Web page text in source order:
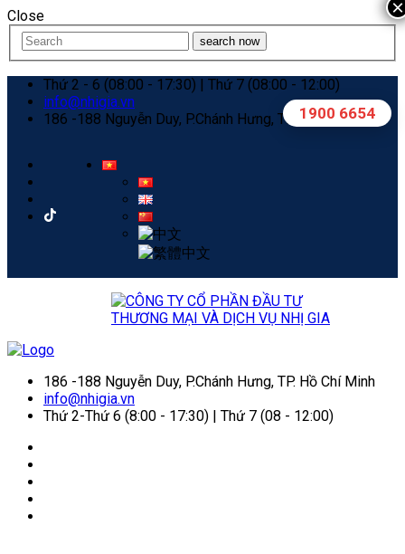
Close
search now
Thứ 2 - 6 (08:00 - 17:30) | Thứ 7 (08:00 - 12:00)
info@nhigia.vn
186 -188 Nguyễn Duy, P.Chánh Hưng, TP. Hồ Chí Minh
186 -188 Nguyễn Duy, P.Chánh Hưng, TP. Hồ Chí Minh
info@nhigia.vn
Thứ 2-Thứ 6 (8:00 - 17:30) | Thứ 7 (08 - 12:00)
1900 6654
×